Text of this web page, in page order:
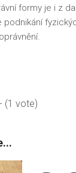
formy je i z
podnikání
(1 vote)